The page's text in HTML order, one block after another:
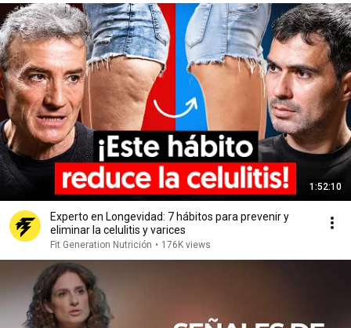
1:52:10
Experto en Longevidad: 7 hábitos para prevenir y
eliminar la celulitis y varices
Fit Generation Nutrición • 176K views